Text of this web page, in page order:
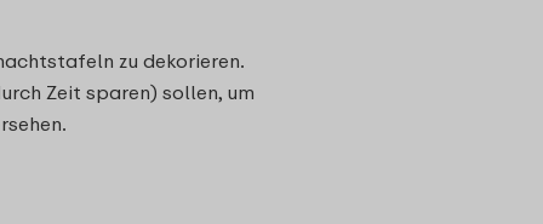
zu dekorieren.
Zeit sparen) sollen, um